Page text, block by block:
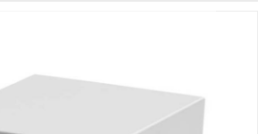
Magnetic
Stirrers, Multiple
Positions